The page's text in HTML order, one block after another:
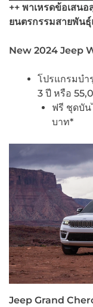
++ พาเหรดข้อเสน
ยนตรกรรมสายพันธุ์
New 2024 Jeep
โปรแกรมบำ
3 ปี หรือ
ฟรี ชุดบั
บาท*
Jeep Grand